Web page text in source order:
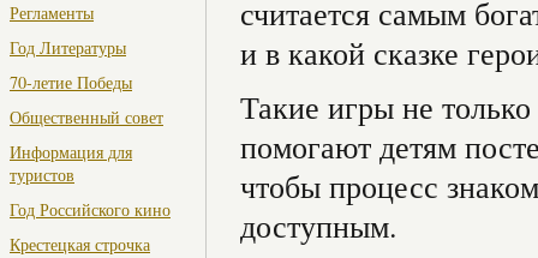
Регламенты
Год Литературы
70-летие Победы
Общественный совет
Информация для
туристов
Год Российского кино
Крестецкая строчка
считается самым
и в какой сказке
Такие игры не
помогают детям
чтобы процесс
доступным.